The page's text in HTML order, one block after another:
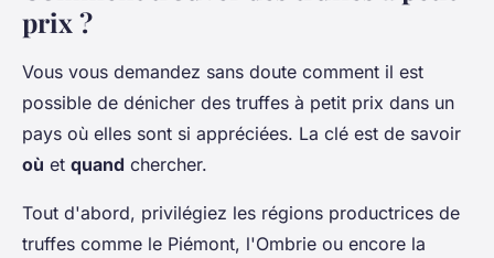
prix ?
Vous vous demandez sans doute comment il est
possible de dénicher des truffes à petit prix dans un
pays où elles sont si appréciées. La clé est de savoir
où et quand chercher.
Tout d'abord, privilégiez les régions productrices de
truffes comme le Piémont, l'Ombrie ou encore la